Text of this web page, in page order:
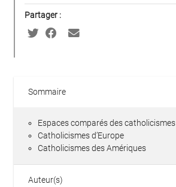
Partager :
Sommaire
Espaces comparés des catholicismes
Catholicismes d’Europe
Catholicismes des Amériques
Auteur(s)